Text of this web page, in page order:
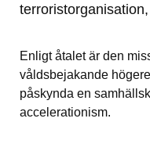
Enligt åtalet är den
våldsbejakande
påskynda en
accelerationism.